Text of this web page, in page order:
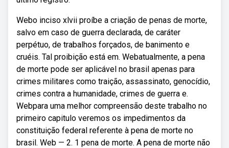
Webo inciso xlvii proíbe a criação de penas de morte,
salvo em caso de guerra declarada, de caráter
perpétuo, de trabalhos forçados, de banimento e
cruéis. Tal proibição está em. Webatualmente, a pena
de morte pode ser aplicável no brasil apenas para
crimes militares como traição, assassinato, genocídio,
crimes contra a humanidade, crimes de guerra e.
Webpara uma melhor compreensão deste trabalho no
primeiro capitulo veremos os impedimentos da
constituição federal referente à pena de morte no
brasil. Web — 2. 1 pena de morte. A pena de morte não